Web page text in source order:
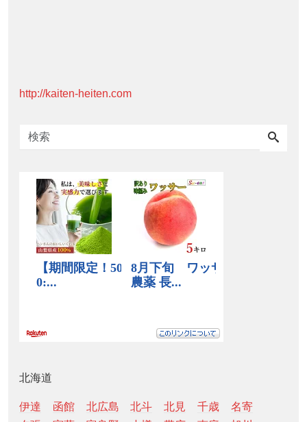
http://kaiten-heiten.com
北海道
伊達 函館 北広島 北斗 北見 千歳
名寄